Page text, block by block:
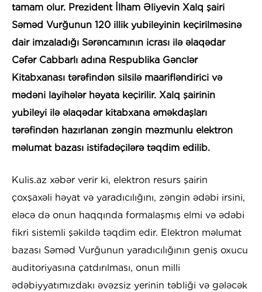
tamam olur. Prezident İlham Əliyevin Xalq şairi
Səməd Vurğunun 120 illik yubileyinin keçirilməsinə
dair imzaladığı Sərəncamının icrası ilə əlaqədar
Cəfər Cabbarlı adına Respublika Gənclər
Kitabxanası tərəfindən silsilə maarifləndirici və
mədəni layihələr həyata keçirilir. Xalq şairinin
yubileyi ilə əlaqədar kitabxana əməkdaşları
tərəfindən hazırlanan zəngin məzmunlu elektron
məlumat bazası istifadəçilərə təqdim edilib.
Kulis.az xəbər verir ki, elektron resurs şairin
çoxşaxəli həyat və yaradıcılığını, zəngin ədəbi irsini,
eləcə də onun haqqında formalaşmış elmi və ədəbi
fikri sistemli şəkildə təqdim edir. Elektron məlumat
bazası Səməd Vurğunun yaradıcılığının geniş oxucu
auditoriyasına çatdırılması, onun milli
ədəbiyyatımızdakı əvəzsiz yerinin təbliği və gələcək